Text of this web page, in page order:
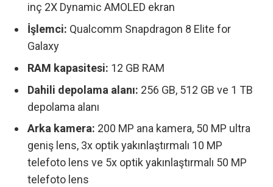
inç 2X Dynamic AMOLED ekran
İşlemci: Qualcomm Snapdragon 8 Elite for
Galaxy
RAM kapasitesi: 12 GB RAM
Dahili depolama alanı: 256 GB, 512 GB ve 1 TB
depolama alanı
Arka kamera: 200 MP ana kamera, 50 MP ultra
geniş lens, 3x optik yakınlaştırmalı 10 MP
telefoto lens ve 5x optik yakınlaştırmalı 50 MP
telefoto lens